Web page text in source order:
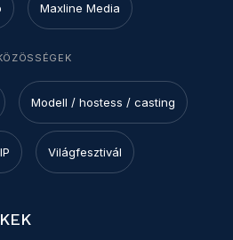
Maxline Media
Modell / hostess / casting
Világfesztivál